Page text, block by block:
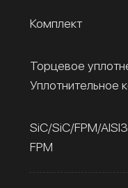
Комплект
Торцевое
Уплотнительное
SiC/SiC/FPM/
FPM